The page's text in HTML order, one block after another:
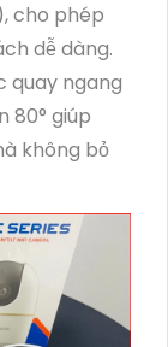
cho phép
dễ dàng.
quay ngang
80° giúp
không bỏ